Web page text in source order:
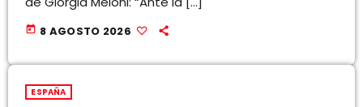
today 8 AGOSTO 2026
ESPAÑA